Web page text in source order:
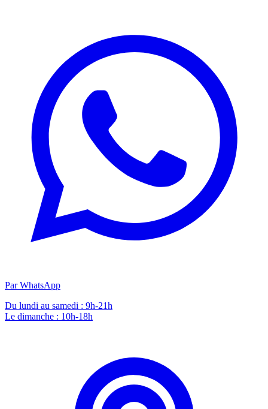
Par WhatsApp
Du lundi au samedi : 9h-21h
Le dimanche : 10h-18h